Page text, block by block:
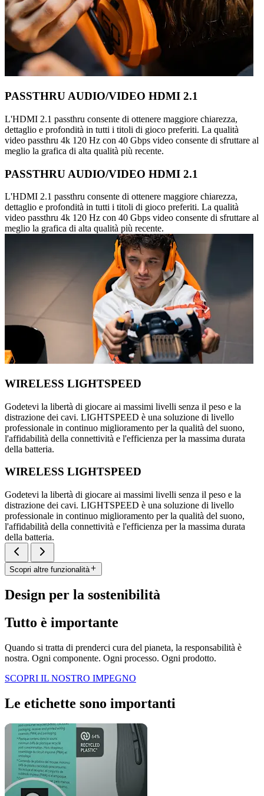
PASSTHRU AUDIO/VIDEO HDMI 2.1
L'HDMI 2.1 passthru consente di ottenere maggiore chiarezza,
dettaglio e profondità in tutti i titoli di gioco preferiti. La qualità
video passthru 4k 120 Hz con 40 Gbps video consente di sfruttare al
meglio la grafica di alta qualità più recente.
PASSTHRU AUDIO/VIDEO HDMI 2.1
L'HDMI 2.1 passthru consente di ottenere maggiore chiarezza,
dettaglio e profondità in tutti i titoli di gioco preferiti. La qualità
video passthru 4k 120 Hz con 40 Gbps video consente di sfruttare al
meglio la grafica di alta qualità più recente.
WIRELESS LIGHTSPEED
Godetevi la libertà di giocare ai massimi livelli senza il peso e la
distrazione dei cavi. LIGHTSPEED è una soluzione di livello
professionale in continuo miglioramento per la qualità del suono,
l'affidabilità della connettività e l'efficienza per la massima durata
della batteria.
WIRELESS LIGHTSPEED
Godetevi la libertà di giocare ai massimi livelli senza il peso e la
distrazione dei cavi. LIGHTSPEED è una soluzione di livello
professionale in continuo miglioramento per la qualità del suono,
l'affidabilità della connettività e l'efficienza per la massima durata
della batteria.
Scopri altre funzionalità
Design per la sostenibilità
Tutto è importante
Quando si tratta di prenderci cura del pianeta, la responsabilità è
nostra. Ogni componente. Ogni processo. Ogni prodotto.
SCOPRI IL NOSTRO IMPEGNO
Le etichette sono importanti